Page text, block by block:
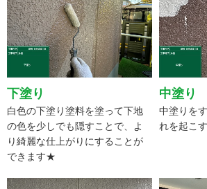
下塗り
白色の下塗り塗料を塗って下地
の色を少しでも隠すことで、よ
り綺麗な仕上がりにすることが
できます★
中塗り
中塗りを
れを起こ